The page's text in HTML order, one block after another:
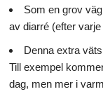
Som en grov
av diarré (efter
Denna extra
Till exempel
dag, men mer i